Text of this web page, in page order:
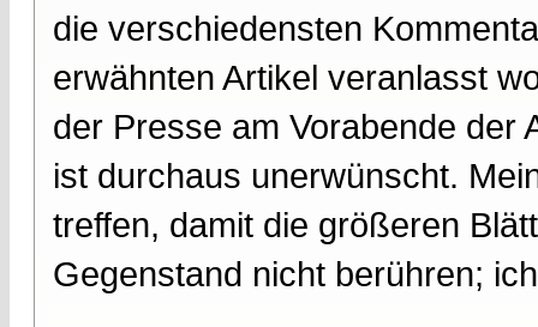
die verschiedensten
erwähnten Artikel veranlasst
der Presse am Vorabende der
ist durchaus unerwünscht.
treffen, damit die größeren
Gegenstand nicht berühren;